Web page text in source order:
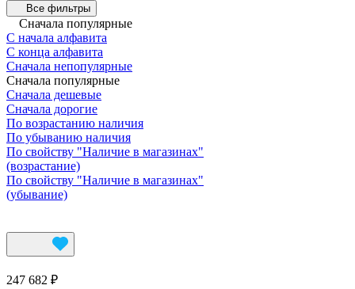
Все фильтры
Сначала популярные
С начала алфавита
С конца алфавита
Сначала непопулярные
Сначала популярные
Сначала дешевые
Сначала дорогие
По возрастанию наличия
По убыванию наличия
По свойству "Наличие в магазинах"
(возрастание)
По свойству "Наличие в магазинах"
(убывание)
247 682 ₽